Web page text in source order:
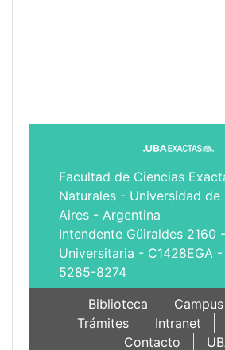
Facultad de Ciencias
Naturales - Universidad de
Aires - Argentina
Intendente Güiraldes 2160
Universitaria - C1428EGA -
5285-8274
Biblioteca
Trámites
Intranet
Contacto